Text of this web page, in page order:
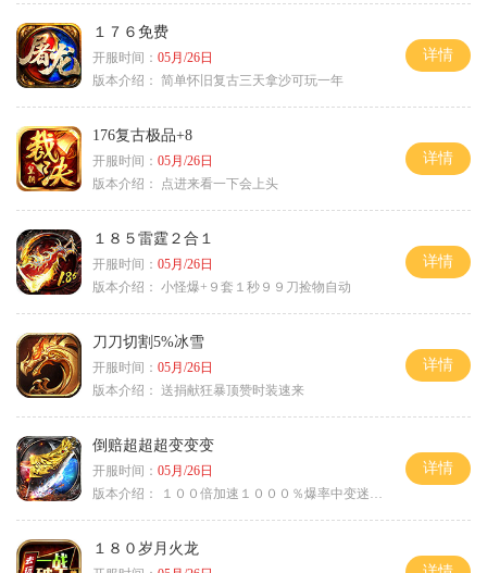
１７６免费
开服时间： 05月/26日
版本介绍： 简单怀旧复古三天拿沙可玩一年
详情
176复古极品+8
开服时间： 05月/26日
版本介绍：
点进来看一下会上头
详情
１８５雷霆２合１
开服时间： 05月/26日
版本介绍： 小怪爆+９套１秒９９刀捡物自动
详情
刀刀切割5%冰雪
开服时间： 05月/26日
版本介绍： 送捐献狂暴顶赞时装速来
详情
倒赔超超超变变变
开服时间： 05月/26日
版本介绍：
１００倍加速１０００％爆率中变迷失单职
详情
１８０岁月火龙